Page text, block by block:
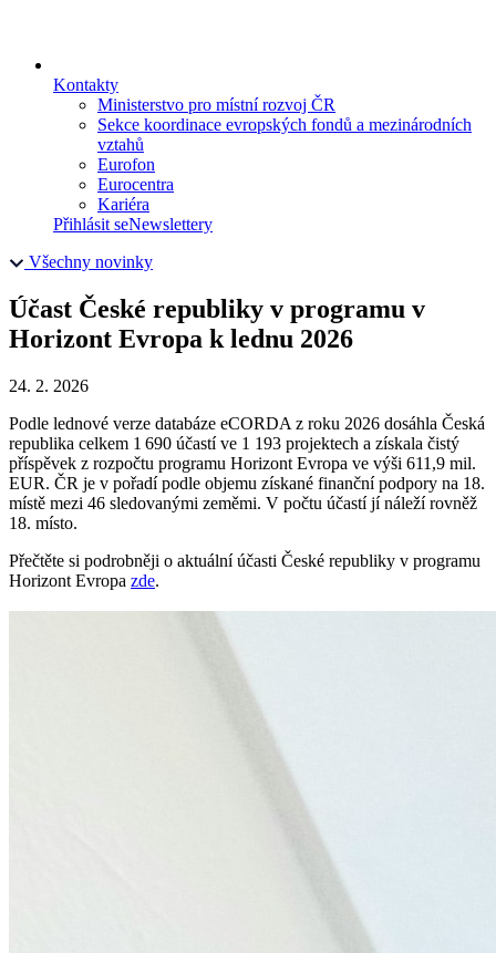
Kontakty
Ministerstvo pro místní rozvoj ČR
Sekce koordinace evropských fondů a mezinárodních
vztahů
Eurofon
Eurocentra
Kariéra
Přihlásit seNewslettery
Všechny novinky
Účast České republiky v programu v
Horizont Evropa k lednu 2026
24. 2. 2026
Podle lednové verze databáze eCORDA z roku 2026 dosáhla Česká
republika celkem 1 690 účastí ve 1 193 projektech a získala čistý
příspěvek z rozpočtu programu Horizont Evropa ve výši 611,9 mil.
EUR. ČR je v pořadí podle objemu získané finanční podpory na 18.
místě mezi 46 sledovanými zeměmi. V počtu účastí jí náleží rovněž
18. místo.
Přečtěte si podrobněji o aktuální účasti České republiky v programu
Horizont Evropa zde.